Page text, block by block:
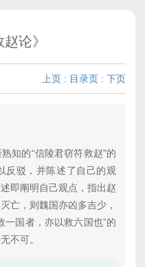
论》
上页 : 目录页 : 下页
的“信陵君窃符救赵”的
反驳，并陈述了自己的观
即阐明自己观点，指出赵
亡，则魏国亦凶多吉少，
一国者，亦以救六国也”的
不可。